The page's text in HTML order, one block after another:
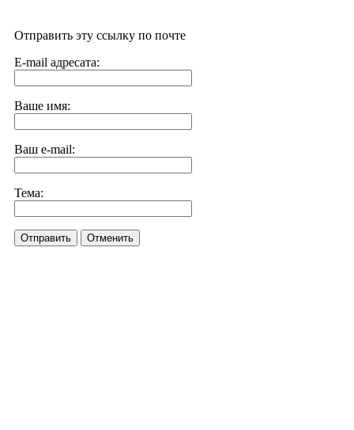
Отправить эту ссылку по почте
E-mail адресата:
Ваше имя:
Ваш e-mail:
Тема:
Отправить Отменить